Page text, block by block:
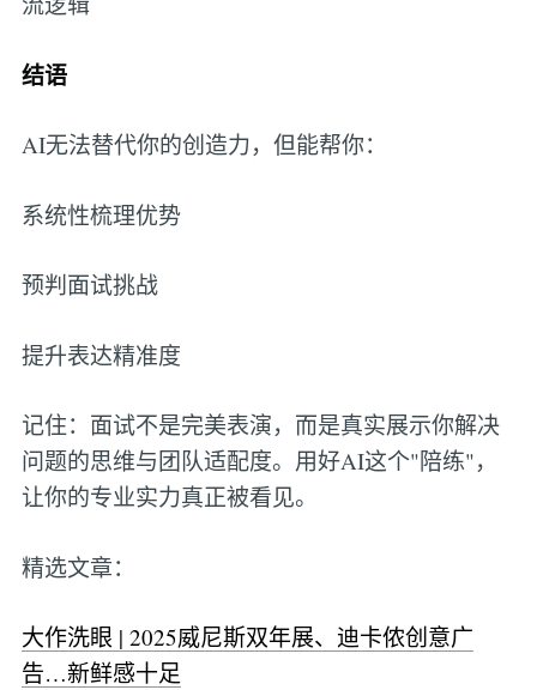
结语
AI无法替代你的创造力，但能帮你：
系统性梳理优势
预判面试挑战
提升表达精准度
记住：面试不是完美表演，而是真实展示你解决
问题的思维与团队适配度。用好AI这个"陪练"，
让你的专业实力真正被看见。
精选文章：
大作洗眼 | 2025威尼斯双年展、迪卡侬创意广
告…新鲜感十足